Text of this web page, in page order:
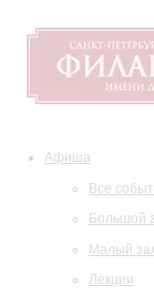
Афиша
Все
Большой
Малый
Лекции